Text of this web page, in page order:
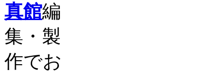
真館編
集・製
作でお